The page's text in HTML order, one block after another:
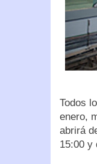
Todos
enero,
abrirá
15:00 y